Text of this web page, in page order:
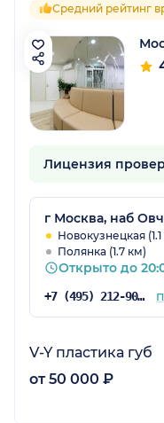
Средний рейтинг
Лицензия
г Москва, наб
Новокузнецкая
Полянка (1.7 км)
Открыто до
+7 (495) 212-90-98
V-Y пластика губ
от 50 000 ₽